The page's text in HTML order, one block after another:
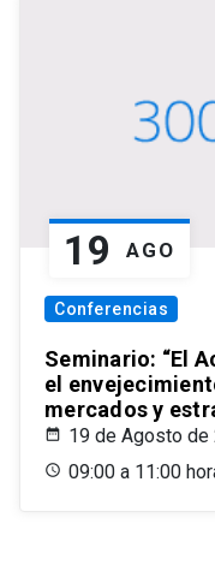
19 AGO
Conferencias
Seminario: “El
el
mercados y
19 de Agosto de
09:00 a 11:00